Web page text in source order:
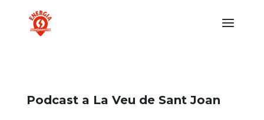
Podcast a La Veu de Sant Joan